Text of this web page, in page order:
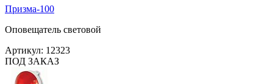
Призма-100
Оповещатель световой
Артикул: 12323
ПОД ЗАКАЗ